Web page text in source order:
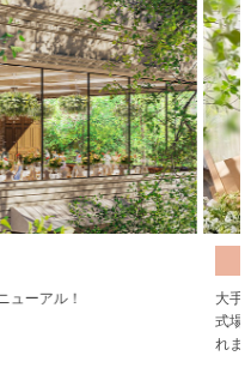
ューアル！
大手
式場
れま